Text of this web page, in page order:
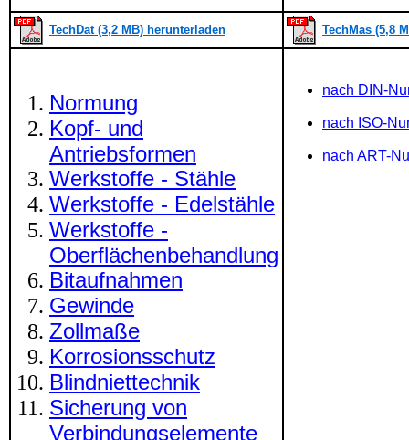
TechDat (3,2 MB) herunterladen TechMas (5,8
Normung
Kopf- und
Antriebsformen
Werkstoffe - Stähle
Werkstoffe - Edelstähle
Werkstoffe -
Oberflächenbehandlung
Bitaufnahmen
Gewinde
Zollmaße
Korrosionsschutz
Blindniettechnik
Sicherung von
Verbindungselemente
nach DIN-
nach ISO-
nach ART-